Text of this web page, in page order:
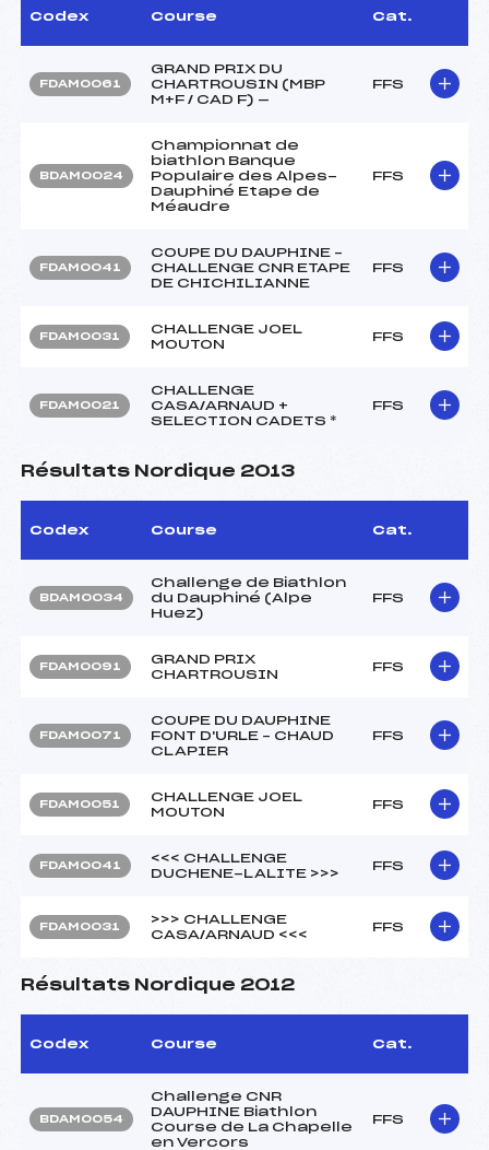
Codex Course Cat.
FDAM0061
GRAND PRIX DU
CHARTROUSIN (MBP
M+F / CAD F) —
FFS
BDAM0024
Championnat de
biathlon Banque
Populaire des Alpes-
Dauphiné Etape de
Méaudre
FFS
FDAM0041
COUPE DU DAUPHINE –
CHALLENGE CNR ETAPE
DE CHICHILIANNE
FFS
FDAM0031
CHALLENGE JOEL
MOUTON
FFS
FDAM0021
CHALLENGE
CASA/ARNAUD +
SELECTION CADETS *
FFS
Résultats Nordique 2013
Codex Course Cat.
BDAM0034
Challenge de Biathlon
du Dauphiné (Alpe
Huez)
FFS
FDAM0091
GRAND PRIX
CHARTROUSIN
FFS
FDAM0071
COUPE DU DAUPHINE
FONT D'URLE – CHAUD
CLAPIER
FFS
FDAM0051
CHALLENGE JOEL
MOUTON
FFS
FDAM0041
<<< CHALLENGE
DUCHENE-LALITE >>>
FFS
FDAM0031
>>> CHALLENGE
CASA/ARNAUD <<<
FFS
Résultats Nordique 2012
Codex Course Cat.
BDAM0054
Challenge CNR
DAUPHINE Biathlon
Course de La Chapelle
en Vercors
FFS